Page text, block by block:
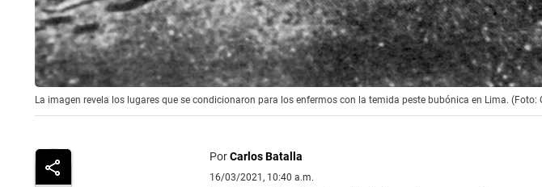
La imagen revela los lugares que se condicionaron para los enfermos con la temida peste bubónica en Lima. (Foto:
PorCarlos Batalla
16/03/2021, 10:40 a.m.